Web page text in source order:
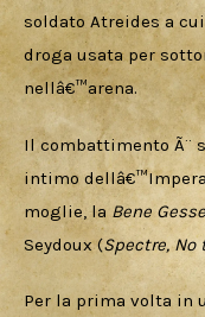
soldato Atreides a
droga usata per
nellâ€™arena.
Il combattimento Ã¨
intimo
moglie, la Bene
Seydoux (Spectre, No
Per la prima volta in